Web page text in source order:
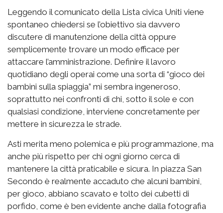
Leggendo il comunicato della Lista civica Uniti viene
spontaneo chiedersi se l’obiettivo sia davvero
discutere di manutenzione della città oppure
semplicemente trovare un modo efficace per
attaccare l’amministrazione. Definire il lavoro
quotidiano degli operai come una sorta di “gioco dei
bambini sulla spiaggia” mi sembra ingeneroso,
soprattutto nei confronti di chi, sotto il sole e con
qualsiasi condizione, interviene concretamente per
mettere in sicurezza le strade.
Asti merita meno polemica e più programmazione, ma
anche più rispetto per chi ogni giorno cerca di
mantenere la città praticabile e sicura. In piazza San
Secondo è realmente accaduto che alcuni bambini,
per gioco, abbiano scavato e tolto dei cubetti di
porfido, come è ben evidente anche dalla fotografia